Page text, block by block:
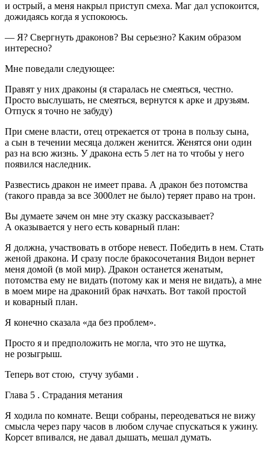
и острый, а меня накрыл приступ смеха. Маг дал успокоится,
дожидаясь когда я успокоюсь.
— Я? Свергнуть драконов? Вы серьезно? Каким образом
интересно?
Мне поведали следующее:
Правят у них драконы (я старалась не смеяться, честно.
Просто выслушать, не смеяться, вернутся к арке и друзьям.
Отпуск я точно не забуду)
При смене власти, отец отрекается от трона в пользу сына,
а сын в течении месяца должен женится. Женятся они один
раз на всю жизнь. У дракона есть 5 лет на то чтобы у него
появился наследник.
Развестись дракон не имеет права. А дракон без потомства
(такого правда за все 3000лет не было) теряет право на трон.
Вы думаете зачем он мне эту сказку рассказывает?
А оказывается у него есть коварный план:
Я должна, участвовать в отборе невест. Победить в нем. Стать
женой дракона. И сразу после бракосочетания Видон вернет
меня домой (в мой мир). Дракон останется женатым,
потомства ему не видать (потому как и меня не видать), а мне
в моем мире на драконий брак начхать. Вот такой простой
и коварный план.
Я конечно сказала «да без проблем».
Просто я и предположить не могла, что это не шутка,
не розыгрыш.
Теперь вот стою, стучу зубами .
Глава 5 . Страдания метания
Я ходила по комнате. Вещи собраны, переодеваться не вижу
смысла через пару часов в любом случае спускаться к ужину.
Корсет впивался, не давал дышать, мешал думать.